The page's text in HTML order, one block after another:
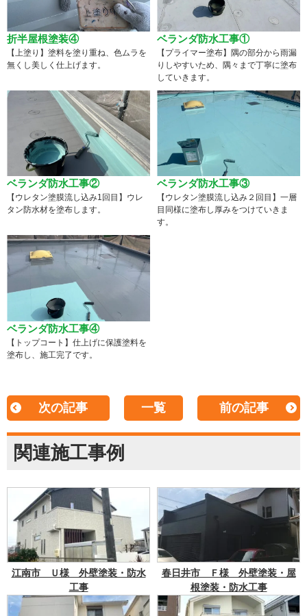
折半屋根塗装④
【上塗り】塗料を塗り重ね、色ムラを
無くし美しく仕上げます。
ベランダ防水工事①
【プライマー塗布】隅の部分から雨漏
りしやすいため、隅々まで丁寧に塗布
していきます。
ベランダ防水工事②
【ウレタン塗膜流し込み1回目】ウレ
タン防水材を塗布します。
ベランダ防水工事③
【ウレタン塗膜流し込み２回目】一層
目同様に塗布し厚みをつけていきま
す。
ベランダ防水工事④
【トップコート】仕上げに保護塗料を
塗布し、施工完了です。
次の記事 一覧 前の記事
関連施工事例
江南市 Ｕ様 外壁塗装・防水
工事
春日井市 Ｆ様 外壁塗装・屋
根塗装・防水工事